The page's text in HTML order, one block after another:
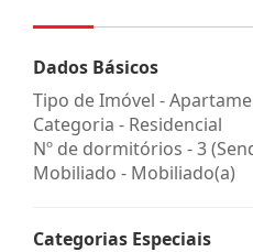
Dados Básicos
Tipo de Imóvel -
Categoria - Residencial
Nº de dormitórios - 3
Mobiliado - Mobiliado(a)
Categorias Especiais